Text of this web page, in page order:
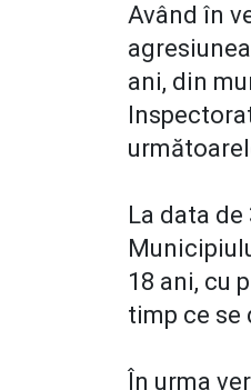
Având în
ani, din
La data
18 ani, cu
timp ce se
În urma